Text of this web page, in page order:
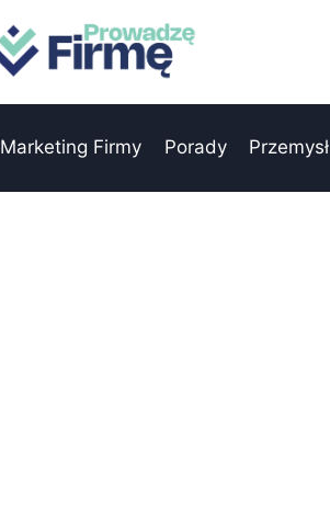
Marketing Firmy Porady Przemysł